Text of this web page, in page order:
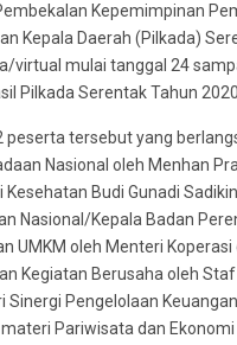
Kepemimpinan
Kepala Daerah (Pilkada)
virtual mulai tanggal 24
Pilkada Serentak Tahun
tersebut yang
Nasional oleh Menhan
Budi Gunadi
Nasional/Kepala Badan
UMKM oleh Menteri
Kegiatan Berusaha oleh
Sinergi Pengelolaan
Pariwisata dan